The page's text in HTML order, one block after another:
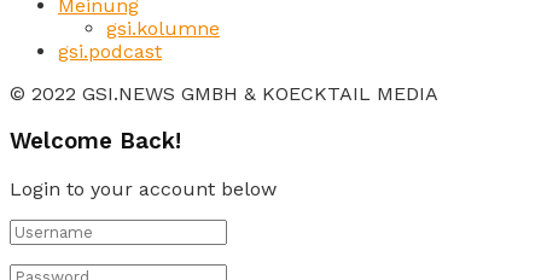
Meinung
gsi.kolumne
gsi.podcast
© 2022 GSI.NEWS GMBH & KOECKTAIL MEDIA
Welcome Back!
Login to your account below